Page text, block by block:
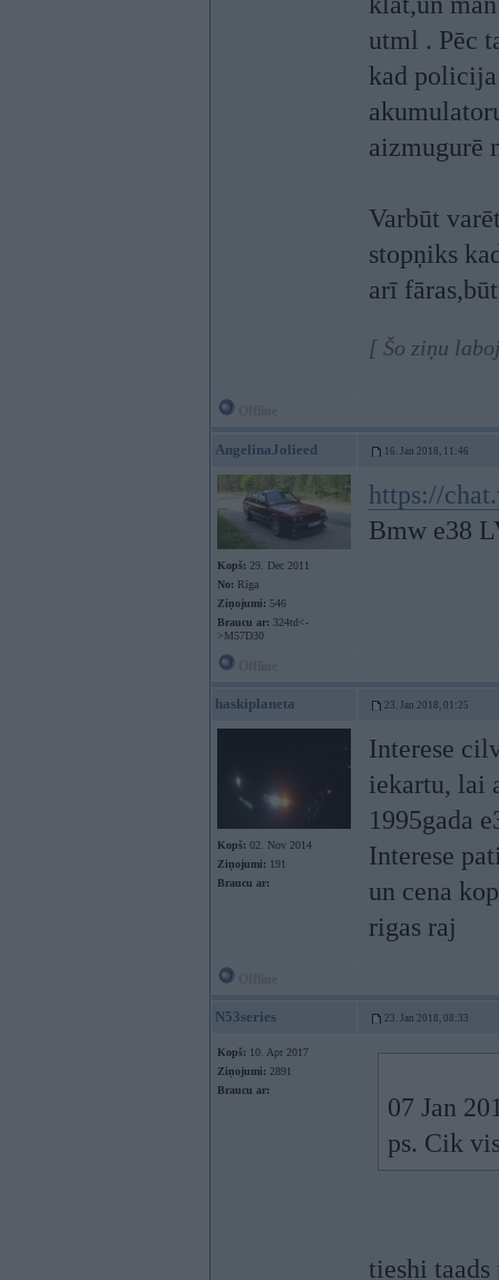
utml . Pēc
kad
aizmugurē
Varbūt
stopņiks
arī
[ Šo ziņu
AngelinaJolieed 16. Jan 2018, 11:46
Kopš: 29. Dec 2011
No: Rīga
Ziņojumi: 546
Braucu ar: 324td<-
>M57D30
https://
Bmw e38
haskiplaneta 23. Jan 2018, 01:25
Kopš: 02. Nov 2014
Ziņojumi: 191
Braucu ar:
Interese
iekartu, lai
1995gada
Interese
un cena
rigas raj
N53series 23. Jan 2018, 08:33
Kopš: 10. Apr 2017
Ziņojumi: 2891
Braucu ar:
07 Jan
ps. Cik
tieshi taads